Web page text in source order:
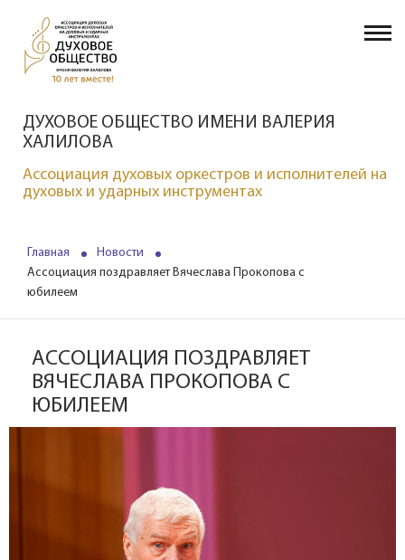
ДУХОВОЕ ОБЩЕСТВО ИМЕНИ ВАЛЕРИЯ
ХАЛИЛОВА
Ассоциация духовых оркестров и исполнителей на
духовых и ударных инструментах
Главная
Новости
Ассоциация поздравляет Вячеслава Прокопова с
юбилеем
АССОЦИАЦИЯ ПОЗДРАВЛЯЕТ
ВЯЧЕСЛАВА ПРОКОПОВА С
ЮБИЛЕЕМ